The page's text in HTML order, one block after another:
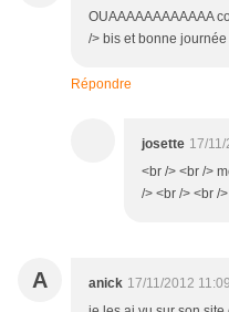
OUAAAAAAAAAAAA
/> bis et bonne
Répondre
josette 17/
<br /> <br />
/> <br /> <br /
A anick 17/11/2012 11:09